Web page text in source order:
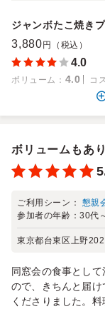
ジャンボたこ焼き
3,880 円（税込）
4.0
ボリューム ： 4.0 コ
ボリュームもあ
ご利用シーン： 懇親
参加者の年齢：30代
東京都台東区上野
同窓会の食事とし
ので、きちんと届
くださりました。